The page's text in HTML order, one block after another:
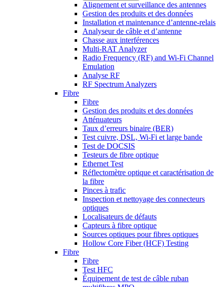
Alignement et surveillance des antennes
Gestion des produits et des données
Installation et maintenance d’antenne-relais
Analyseur de câble et d’antenne
Chasse aux interférences
Multi-RAT Analyzer
Radio Frequency (RF) and Wi-Fi Channel
Emulation
Analyse RF
RF Spectrum Analyzers
Fibre
Fibre
Gestion des produits et des données
Atténuateurs
Taux d’erreurs binaire (BER)
Test cuivre, DSL, Wi-Fi et large bande
Test de DOCSIS
Testeurs de fibre optique
Ethernet Test
Réflectomètre optique et caractérisation de
la fibre
Pinces à trafic
Inspection et nettoyage des connecteurs
optiques
Localisateurs de défauts
Capteurs à fibre optique
Sources optiques pour fibres optiques
Hollow Core Fiber (HCF) Testing
Fibre
Fibre
Test HFC
Équipement de test de câble ruban